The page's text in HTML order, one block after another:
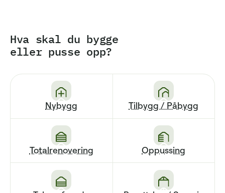
Hva skal du bygge
eller pusse opp?
Nybygg Tilbygg / Påbygg
Totalrenovering Oppussing